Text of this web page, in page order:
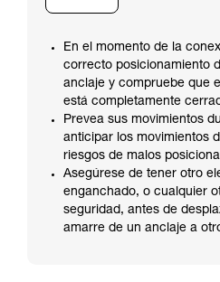
En el momento de la
correcto posicionamiento
anclaje y compruebe que
está completamente
Prevea sus movimientos
anticipar los movimientos
riesgos de malos
Asegúrese de tener otro
enganchado, o cualquier
seguridad, antes de
amarre de un anclaje a